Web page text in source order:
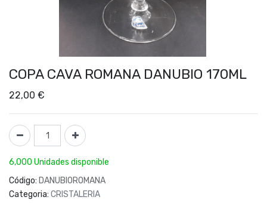
COPA CAVA ROMANA DANUBIO 170ML
22,00 €
6,000 Unidades disponible
Código: DANUBIOROMANA
Categoria: CRISTALERIA